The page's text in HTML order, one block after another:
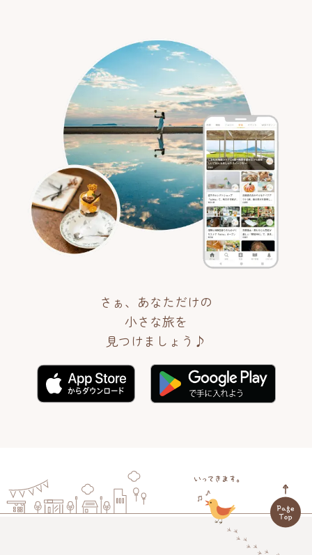
さぁ、あなただけの
小さな旅を
見つけましょう♪